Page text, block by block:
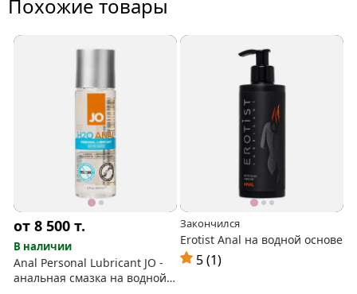
Похожие товары
от 8 500т.
В наличии
Anal Personal Lubricant JO -
анальная смазка на водной
Закончился
Erotist Anal на водной основе
5 (1)